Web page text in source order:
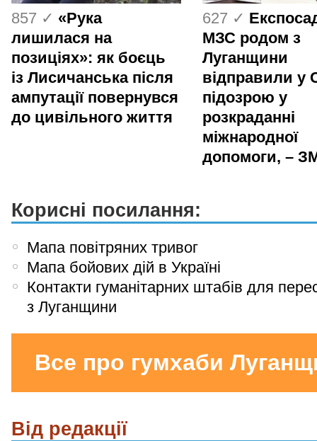
857 ✓ «Рука
лишилася на
позиціях»: як боєць
із Лисичанська після
ампутації повернувся
до цивільного життя
627 ✓
МЗС родом з
Луганщини
відправили у
підозрою у
розкраданні
міжнародної
допомоги, –
Корисні посилання:
Мапа повітряних тривог
Мапа бойових дій в Україні
Контакти гуманітарних штабів для
з Луганщини
Все про гумхаби
Від редакції